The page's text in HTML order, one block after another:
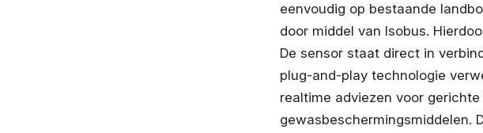
eenvoudig op bestaande
door middel van Isobus.
De sensor staat direct in
plug-and-play technologie
realtime adviezen voor
gewasbeschermingsmiddelen.